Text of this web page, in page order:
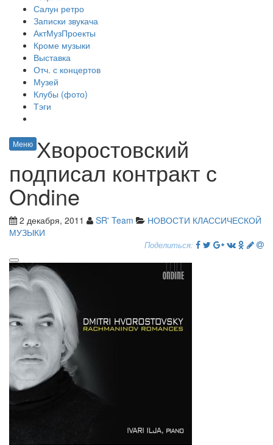
Салун ретро
Записки звукача
АктМузПроекты
Кроме музыки
Выставка
Отч. с концертов
Музей
Клубы (фото)
Тэги
Меню Хворостовский
подписал контракт с
Ondine
2 декабря, 2011 SR' Team
НОВОСТИ КЛАССИЧЕСКОЙ
МУЗЫКИ
Поделиться: